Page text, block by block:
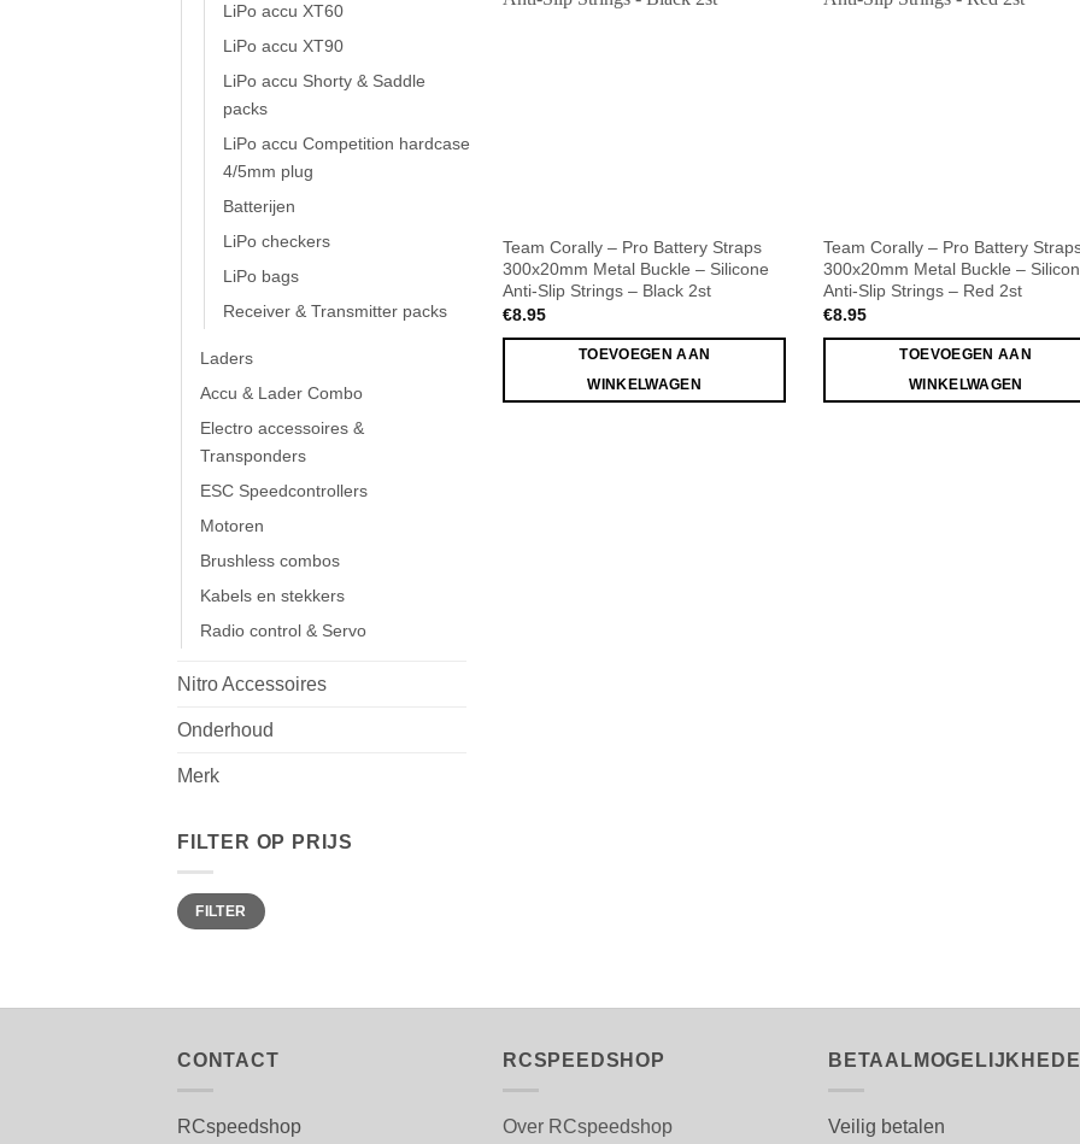
LiPo accu XT60
LiPo accu XT90
LiPo accu Shorty & Saddle
packs
LiPo accu Competition hardcase
4/5mm plug
Batterijen
LiPo checkers
LiPo bags
Receiver & Transmitter packs
Laders
Accu & Lader Combo
Electro accessoires &
Transponders
ESC Speedcontrollers
Motoren
Brushless combos
Kabels en stekkers
Radio control & Servo
Nitro Accessoires
Onderhoud
Merk
FILTER OP PRIJS
Min.
prijs
Max.
prijsFILTER
Team Corally – Pro Battery Straps
300x20mm Metal Buckle – Silicone
Anti-Slip Strings – Black 2st
€8.95
TOEVOEGEN AAN
WINKELWAGEN
Team Corally – Pro Battery
300x20mm Metal Buckle –
Anti-Slip Strings – Red 2st
€8.95
TOEVOEGEN AAN
WINKELWAGEN
CONTACT
RCspeedshop
RCSPEEDSHOP
Over RCspeedshop Veilig betalen